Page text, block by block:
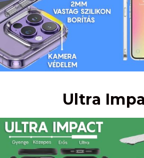
Ultra